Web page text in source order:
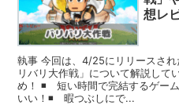
想レ
執事 今回は、4/25にリリースさ
リバリ大作戦」について解説し
め！ ◾️ 短い時間で完結するゲー
いい！◾️ 暇つぶしにで...